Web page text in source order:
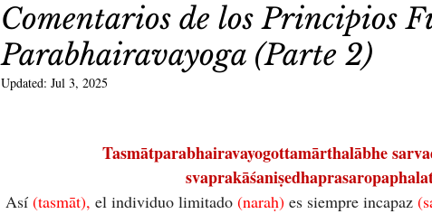
Comentarios de los Principios
Parabhairavayoga (Parte 2)
Updated: Jul 3, 2025
Tasmātparabhairavayogottamārthalābhe
Así (tasmāt), el individuo limitado (naraḥ) es siempre incapaz